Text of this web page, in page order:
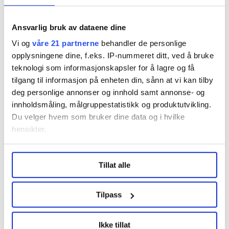
Ansvarlig bruk av dataene dine
Vi og våre 21 partnerne behandler de personlige
opplysningene dine, f.eks. IP-nummeret ditt, ved å bruke
teknologi som informasjonskapsler for å lagre og få
tilgang til informasjon på enheten din, sånn at vi kan tilby
deg personlige annonser og innhold samt annonse- og
innholdsmåling, målgruppestatistikk og produktutvikling.
Du velger hvem som bruker dine data og i hvilke
hensikter.
Undermer infokan du lese om hvordan dine personlige
data behandles og hvordan du kan velge hvordan de skal
brukes. Du kan hele tiden endre eller trekke tilbake ditt
samtykke fra erklæringen om informasjonskapsler.
LO Medias publikasjoner frifagbevegelse.no, hk-nytt.no
Tillat alle
Tilpass
Ikke tillat
Del artikkel
Flere saker